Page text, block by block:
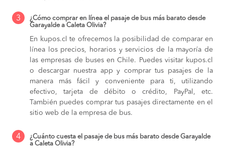
3
¿Cómo comprar en línea el pasaje de bus más barato desde
Garayalde a Caleta Olivia?
En kupos.cl te ofrecemos la posibilidad de comparar en
línea los precios, horarios y servicios de la mayoría de
las empresas de buses en Chile. Puedes visitar kupos.cl
o descargar nuestra app y comprar tus pasajes de la
manera más fácil y conveniente para ti, utilizando
efectivo, tarjeta de débito o crédito, PayPal, etc.
También puedes comprar tus pasajes directamente en el
sitio web de la empresa de bus.
4
¿Cuánto cuesta el pasaje de bus más barato desde Garayalde
a Caleta Olivia?